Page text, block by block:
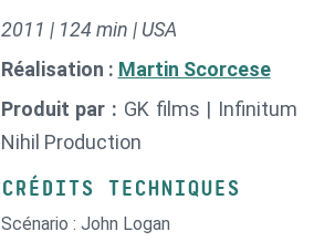
2011 | 124 min | USA
Réalisation : Martin Scorcese
Produit par : GK films | Infinitum
Nihil Production
CRÉDITS TECHNIQUES
Scénario : John Logan